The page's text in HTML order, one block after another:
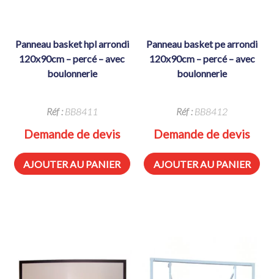
panneau basket hpl arrondi
120x90cm – percé – avec
boulonnerie
Réf :BB8411
Demande de devis
AJOUTER AU PANIER
panneau basket pe arrondi
120x90cm – percé – avec
boulonnerie
Réf :BB8412
Demande de devis
AJOUTER AU PANIER